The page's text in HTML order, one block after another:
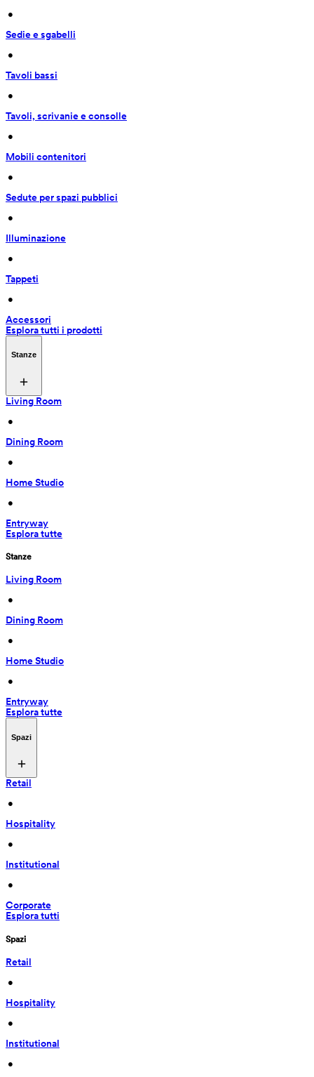
•
Sedie e sgabelli
•
Tavoli bassi
•
Tavoli, scrivanie e consolle
•
Mobili contenitori
•
Sedute per spazi pubblici
•
Illuminazione
•
Tappeti
•
Accessori
Esplora tutti i prodotti
Stanze
Living Room
•
Dining Room
•
Home Studio
•
Entryway
Esplora tutte
Stanze
Living Room
•
Dining Room
•
Home Studio
•
Entryway
Esplora tutte
Spazi
Retail
•
Hospitality
•
Institutional
•
Corporate
Esplora tutti
Spazi
Retail
•
Hospitality
•
Institutional
•